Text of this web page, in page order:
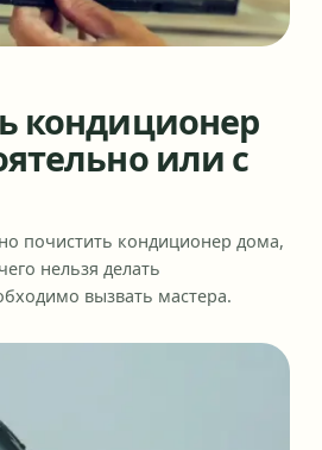
кондиционер
или с
почистить кондиционер дома,
нельзя делать
вызвать мастера.